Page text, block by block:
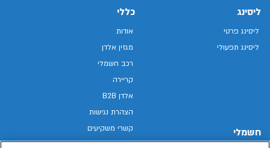
ליסינג
ליסינג פרטי
ליסינג תפעולי
חשמלי
כללי
אודות
מגזין אלדן
רכב חשמלי
קריירה
אלדן B2B
הצהרת נגישות
קשרי משקיעים
מפת האתר